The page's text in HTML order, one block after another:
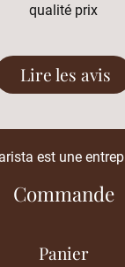
qualité prix
Lire les avis
est une
Commande
Panier